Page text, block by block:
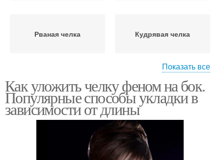
Рваная челка Кудрявая челка
Длинная челка
Тенденции в весенних
стрижках
Показать все
Как уложить челку феном на бок.
Популярные способы укладки в
зависимости от длины